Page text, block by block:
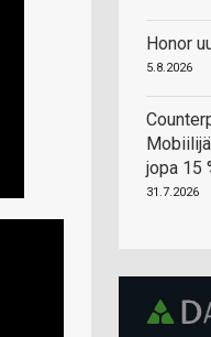
Honor
5.8.2026
jopa 15
31.7.2026